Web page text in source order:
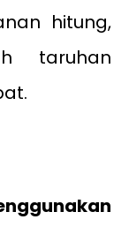
hitung,
taruhan